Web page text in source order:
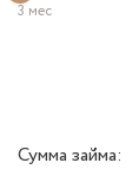
3 мес
Сумма займа: